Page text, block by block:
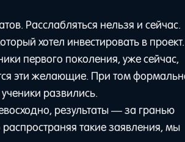
Расслабляться нельзя и сейчас.
хотел инвестировать в проект.
первого поколения, уже сейчас,
эти желающие. При том
развились.
результаты — за гранью
такие заявления, мы